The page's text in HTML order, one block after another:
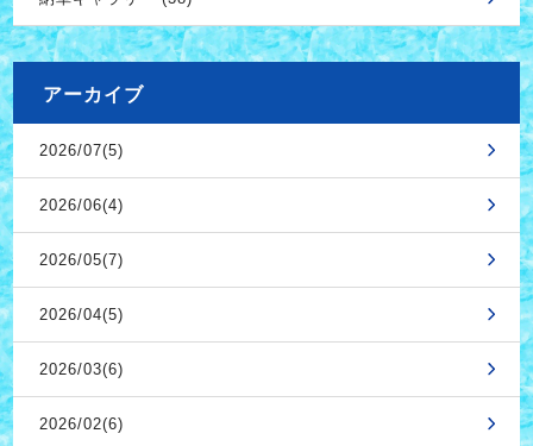
アーカイブ
2026/07(5)
2026/06(4)
2026/05(7)
2026/04(5)
2026/03(6)
2026/02(6)